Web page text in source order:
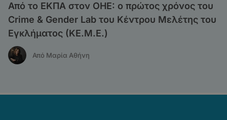
Από το ΕΚΠΑ στον ΟΗΕ: o πρώτος χρόνος του
Crime & Gender Lab του Κέντρου Μελέτης του
Εγκλήματος (ΚΕ.Μ.Ε.)
Από Μαρία Αθήνη